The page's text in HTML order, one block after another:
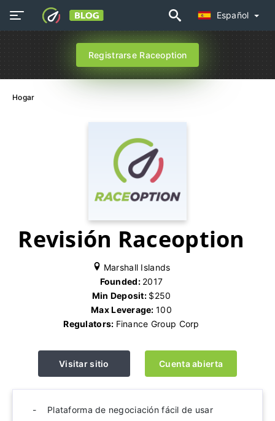
Español
Registrarse Raceoption
Hogar
Revisión Raceoption
Marshall Islands
Founded: 2017
Min Deposit: $250
Max Leverage:100
Regulators: Finance Group Corp
Visitar sitio Cuenta abierta
Plataforma de negociación fácil de usar